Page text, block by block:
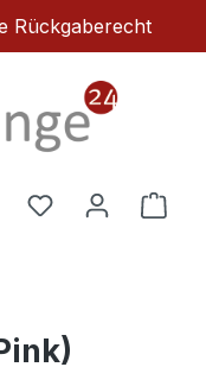
Rückgaberecht
Du hast 0